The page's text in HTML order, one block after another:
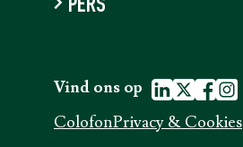
PERS
Vind ons op
ColofonPrivacy & Cookies